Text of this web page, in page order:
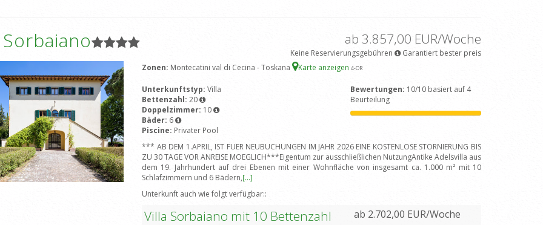
ab 3.857,00 EUR/Woche
Keine Reservierungsgebühren
Garantiert bester preis
Zonen: Montecatini val di Cecina - Toskana Karte anzeigen 4-OR
Unterkunftstyp: Villa
Bettenzahl: 20
Doppelzimmer: 10
Bäder: 6
Piscine: Privater Pool
Bewertungen: 10/10 basiert auf 4
Beurteilung
*** AB DEM 1.APRIL, IST FUER NEUBUCHUNGEN IM JAHR 2026 EINE KOSTENLOSE STORNIERUNG BIS
ZU 30 TAGE VOR ANREISE MOEGLICH***Eigentum zur ausschließlichen NutzungAntike Adelsvilla aus
dem 19. Jahrhundert auf drei Ebenen mit einer Wohnfläche von insgesamt ca. 1.000 m² mit 10
Schlafzimmern und 6 Bädern,[...]
Unterkunft auch wie folgt verfügbar::
Villa Sorbaiano mit 10 Bettenzahl ab 2.702,00 EUR/Woche